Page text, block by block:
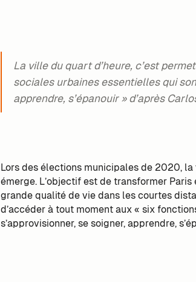
La ville du quart d’heure, c’est
sociales urbaines essentielles qui
apprendre, s’épanouir » d’après
Lors des élections municipales de 2020,
émerge. L’objectif est de transformer
grande qualité de vie dans les courtes
d’accéder à tout moment aux « six
s’approvisionner, se soigner, apprendre,